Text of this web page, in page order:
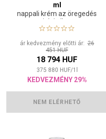
ml
nappali krém az öregedés
jelei ellen
ár kedvezmény előtti ár:26
451 HUF
18 794 HUF
375 880 HUF/1
KEDVEZMÉNY 29%
NEM ELÉRHETŐ